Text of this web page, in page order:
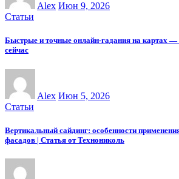
Alex Июн 9, 2026
Статьи
Быстрые и точные онлайн-гадания на картах —
сейчас
Alex Июн 5, 2026
Статьи
Вертикальный сайдинг: особенности
фасадов | Статья от Технониколь